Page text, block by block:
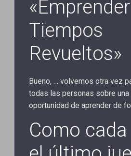
Tiempos
Revueltos»
Bueno, … volvemos otra vez
todas las personas sobre una
oportunidad de aprender de
Como